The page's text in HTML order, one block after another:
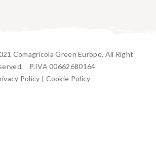
Comagricola Green Europe. All Right
P.IVA 00662680164
Policy | Cookie Policy